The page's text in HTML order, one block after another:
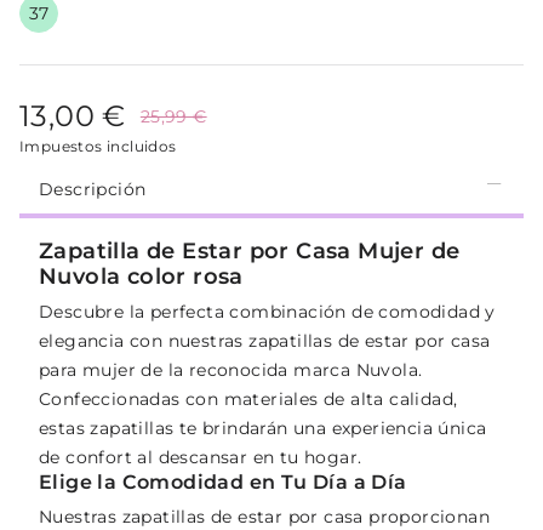
37
13,00 € 25,99 €
Impuestos incluidos
Descripción
Zapatilla de Estar por Casa Mujer de
Nuvola color rosa
Descubre la perfecta combinación de comodidad y
elegancia con nuestras zapatillas de estar por casa
para mujer de la reconocida marca Nuvola.
Confeccionadas con materiales de alta calidad,
estas zapatillas te brindarán una experiencia única
de confort al descansar en tu hogar.
Elige la Comodidad en Tu Día a Día
Nuestras zapatillas de estar por casa proporcionan